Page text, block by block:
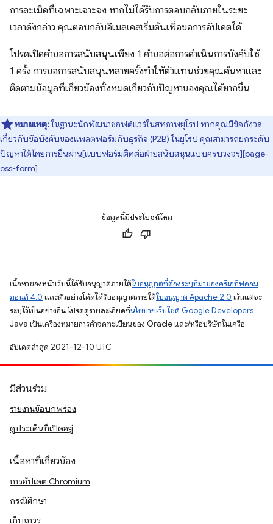
การละเมิดที่เฉพาะเจาะจง หากไม่ได้รับการตอบกลับภายในระยะ
เวลาดังกล่าว คุณตอบกลับอีเมลเคสเริ่มต้นเพื่อขอการอัปเดตได้
โปรดเปิดคำขอการสนับสนุนเพียง 1 คำขอต่อการดำเนินการบังคับใช้
1 ครั้ง การขอการสนับสนุนหลายครั้งทำให้ตัวแทนช่วยคุณค้นหาและ
ติดตามข้อมูลที่เกี่ยวข้องทั้งหมดเกี่ยวกับปัญหาของคุณได้ยากขึ้น
หมายเหตุ:ในฐานะนักพัฒนาซอฟต์แวร์ในสหภาพยุโรป หากคุณมีข้อกังวล
เกี่ยวกับข้อบังคับของแพลตฟอร์มกับธุรกิจ (P2B) ในยุโรป คุณสามารถยกระดับ
ปัญหาได้โดยการยื่นผ่าน[แบบฟอร์มติดต่อฝ่ายสนับสนุนแบบครบวงจร][page-
oss-form]
ข้อมูลนี้มีประโยชน์ไหม
เนื้อหาของหน้าเว็บนี้ได้รับอนุญาตภายใต้ใบอนุญาตที่ต้องระบุที่มาของครีเอทีฟคอม
มอนส์ 4.0 และตัวอย่างโค้ดได้รับอนุญาตภายใต้ใบอนุญาต Apache 2.0 เว้นแต่จะ
ระบุไว้เป็นอย่างอื่น โปรดดูรายละเอียดที่นโยบายเว็บไซต์ Google Developers
Java เป็นเครื่องหมายการค้าจดทะเบียนของ Oracle และ/หรือบริษัทในเครือ
อัปเดตล่าสุด 2021-12-10 UTC
มีส่วนร่วม
รายงานข้อบกพร่อง
ดูประเด็นที่เปิดอยู่
เนื้อหาที่เกี่ยวข้อง
การอัปเดต Chromium
กรณีศึกษา
เก็บถาวร